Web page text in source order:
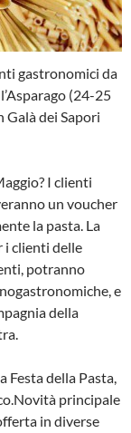
gastronomici da
(24-25
Galà dei Sapori
I clienti
un voucher
la pasta. La
i clienti delle
potranno
e
della
Festa della Pasta,
principale
in diverse